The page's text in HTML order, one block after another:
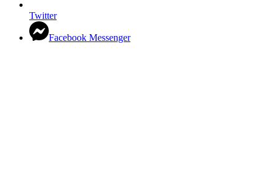
Twitter
Facebook Messenger